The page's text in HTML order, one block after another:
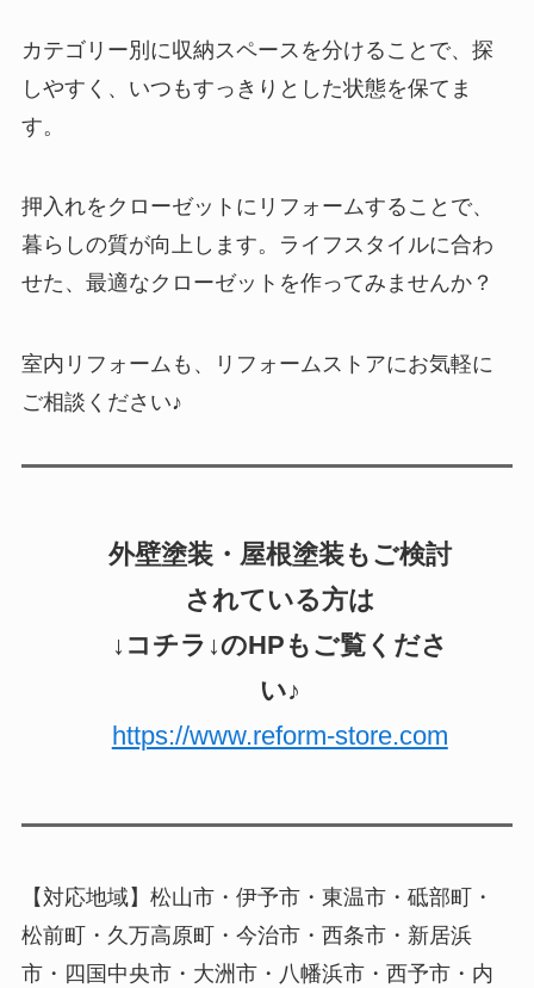
カテゴリー別に収納スペースを分けることで、探
しやすく、いつもすっきりとした状態を保てま
す。
押入れをクローゼットにリフォームすることで、
暮らしの質が向上します。ライフスタイルに合わ
せた、最適なクローゼットを作ってみませんか？
室内リフォームも、リフォームストアにお気軽に
ご相談ください♪
外壁塗装・屋根塗装もご検討
されている方は
↓コチラ↓のHPもご覧くださ
い♪
https://www.reform-store.com
【対応地域】松山市・伊予市・東温市・砥部町・
松前町・久万高原町・今治市・西条市・新居浜
市・四国中央市・大洲市・八幡浜市・西予市・内